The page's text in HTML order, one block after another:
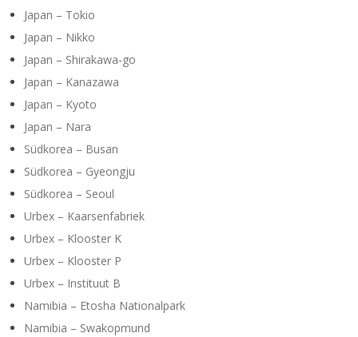
Japan – Tokio
Japan – Nikko
Japan – Shirakawa-go
Japan – Kanazawa
Japan – Kyoto
Japan – Nara
Südkorea – Busan
Südkorea – Gyeongju
Südkorea – Seoul
Urbex – Kaarsenfabriek
Urbex – Klooster K
Urbex – Klooster P
Urbex – Instituut B
Namibia – Etosha Nationalpark
Namibia – Swakopmund